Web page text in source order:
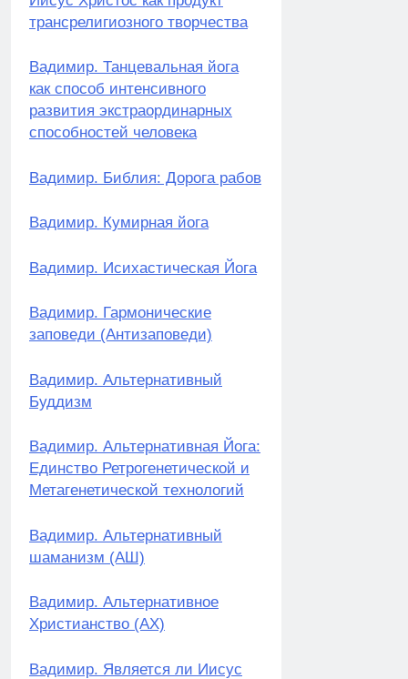
трансрелигиозного творчества
Вадимир. Танцевальная йога
как способ интенсивного
развития экстраординарных
способностей человека
Вадимир. Библия: Дорога рабов
Вадимир. Кумирная йога
Вадимир. Исихастическая Йога
Вадимир. Гармонические
заповеди (Антизаповеди)
Вадимир. Альтернативный
Буддизм
Вадимир. Альтернативная Йога:
Единство Ретрогенетической и
Метагенетической технологий
Вадимир. Альтернативный
шаманизм (АШ)
Вадимир. Альтернативное
Христианство (АХ)
Вадимир. Является ли Иисус